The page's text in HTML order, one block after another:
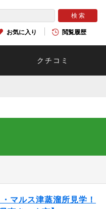
お気に入り 閲覧履歴
クチコミ
マルス津蒸溜所見学！